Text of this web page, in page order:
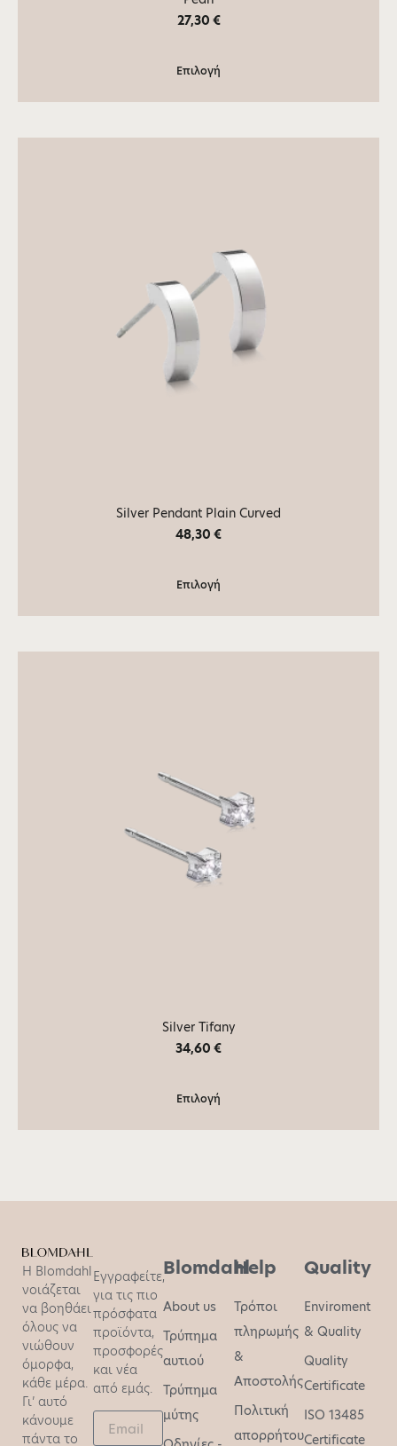
27,30 €
Επιλογή
Silver Pendant Plain Curved
48,30 €
Επιλογή
Silver Tifany
34,60 €
Επιλογή
Η Blomdahl
νοιάζεται
να βοηθάει
όλους να
νιώθουν
όμορφα,
κάθε μέρα.
Γι’ αυτό
κάνουμε
πάντα το
Blomdahl
About us
Τρύπημα
αυτιού
Τρύπημα
μύτης
Help
Τρόποι
πληρωμής
&
Αποστολής
Πολιτική
απορρήτου
Quality
Enviroment
& Quality
Quality
Certificate
ISO 13485
Certificate
Εγγραφείτε,
για τις πιο
πρόσφατα
προϊόντα,
προσφορές
και νέα
από εμάς.